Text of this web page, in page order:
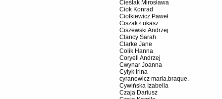
Cieślak Mirosława
Ciok Konrad
Ciołkiewicz Paweł
Ciszak Łukasz
Ciszewski Andrzej
Clancy Sarah
Clarke Jane
Colik Hanna
Coryell Andrzej
Cwynar Joanna
Cyłyk Irina
cyranowicz maria.braque.
Cywińska Izabella
Czaja Dariusz